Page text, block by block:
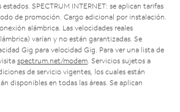
SPECTRUM INTERNET: se aplican tarifas
de promoción. Cargo adicional por instalación.
alámbrica. Las velocidades reales
varían y no están garantizadas. Se
Gig para velocidad Gig. Para ver una lista de
spectrum.net/modem . Servicios sujetos a
de servicio vigentes, los cuales están
disponibles en todas las áreas. Se aplican